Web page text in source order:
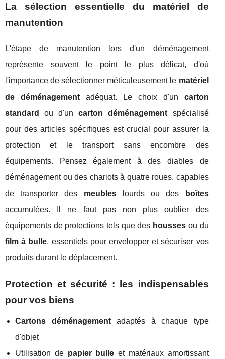
La sélection essentielle du matériel de
manutention
L'étape de manutention lors d'un déménagement
représente souvent le point le plus délicat, d'où
l'importance de sélectionner méticuleusement le matériel
de déménagementadéquat. Le choix d'un carton
standard
ou d'uncarton déménagement spécialisé
pour des articles spécifiques est crucial pour assurer la
protection et le transport sans encombre des
équipements. Pensez également à des diables de
déménagement ou des chariots à quatre roues, capables
de transporter des meubleslourds ou des
boîtes
accumulées. Il ne faut pas non plus oublier des
équipements de protections tels que des housses ou du
film à bulle, essentiels pour envelopper et sécuriser vos
produits durant le déplacement.
Protection et sécurité : les indispensables
pour vos biens
Cartons déménagementadaptés à chaque type
d'objet
Utilisation de papier bulle et matériaux amortissant